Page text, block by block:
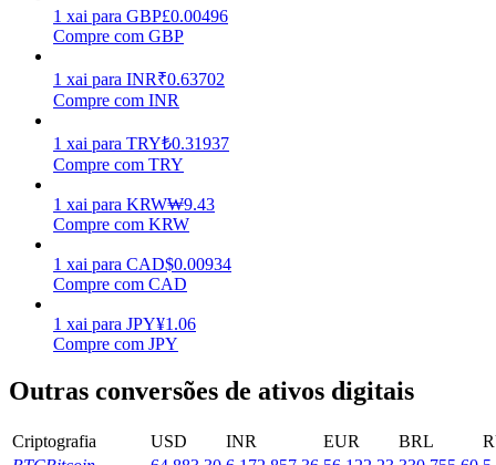
Ganhar
Ganhe recompensas competitivas diariamente
1 xai para GBP£0.00496
Compre com GBP
1 xai para INR₹0.63702
Compre com INR
1 xai para TRY₺0.31937
Compre com TRY
1 xai para KRW₩9.43
Compre com KRW
1 xai para CAD$0.00934
Compre com CAD
1 xai para JPY¥1.06
Compre com JPY
Outras conversões de ativos digitais
Criptografia USD INR EUR BRL